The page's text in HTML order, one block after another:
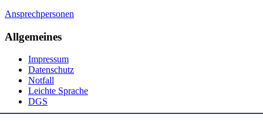
Ansprechpersonen
Allgemeines
Impressum
Datenschutz
Notfall
Leichte Sprache
DGS